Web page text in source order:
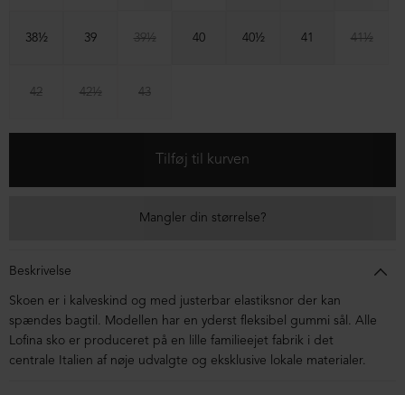
38½ 39 39½ 40 40½ 41 41½
42 42½ 43
Mangler din størrelse?
Beskrivelse
Skoen er i kalveskind og med justerbar elastiksnor der kan
spændes bagtil. Modellen har en yderst fleksibel gummi sål. Alle
Lofina sko er produceret på en lille familieejet fabrik i det
centrale Italien af nøje udvalgte og eksklusive lokale materialer.